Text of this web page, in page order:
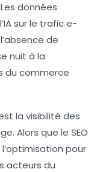
données
sur le trafic e-
de
nuit à la
du commerce
la visibilité des
Alors que le SEO
pour
acteurs du